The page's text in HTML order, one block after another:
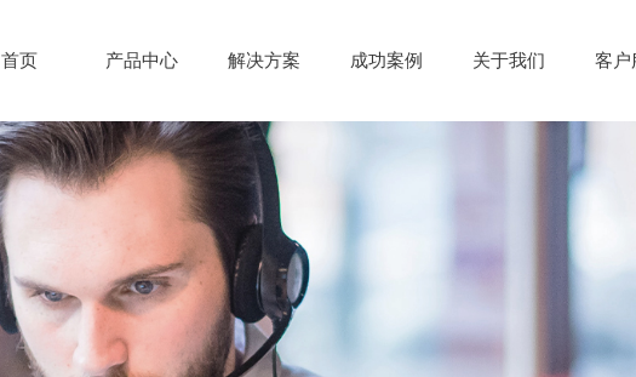
首页 产品中心 解决方案 成功案例 关于我们 客户